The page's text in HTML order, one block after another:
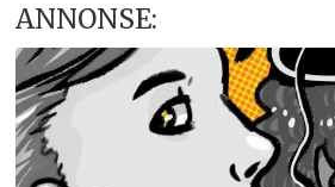
ANNONSE: